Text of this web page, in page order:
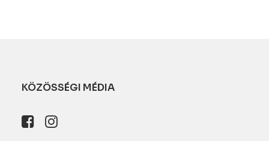
KÖZÖSSÉGI MÉDIA